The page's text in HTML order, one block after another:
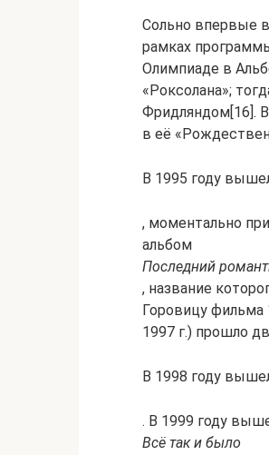
Сольно впервые
рамках
Олимпиаде в
«Роксолана»;
Фридляндом[16].
в её
В 1995 году
, моментально
альбом
Последний
, название
Горовицу фильма
1997 г.) прошло
В 1998 году
. В 1999 году
Всё так и было